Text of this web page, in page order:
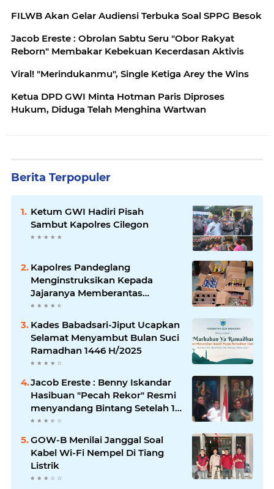
FILWB Akan Gelar Audiensi Terbuka Soal SPPG Besok
Jacob Ereste : Obrolan Sabtu Seru "Obor Rakyat
Reborn" Membakar Kebekuan Kecerdasan Aktivis
Viral! "Merindukanmu", Single Ketiga Arey the Wins
Ketua DPD GWI Minta Hotman Paris Diproses
Hukum, Diduga Telah Menghina Wartwan
Berita Terpopuler
Ketum GWI Hadiri Pisah
Sambut Kapolres Cilegon
Kapolres Pandeglang
Menginstruksikan Kepada
Jajaranya Memberantas
Peredaran Miras
Kades Babadsari-Jiput Ucapkan
Selamat Menyambut Bulan Suci
Ramadhan 1446 H/2025
Jacob Ereste : Benny Iskandar
Hasibuan "Pecah Rekor" Resmi
menyandang Bintang Setelah 14
Tahun Ngejokrok Berpangjat
GOW-B Menilai Janggal Soal
Kabel Wi-Fi Nempel Di Tiang
Listrik